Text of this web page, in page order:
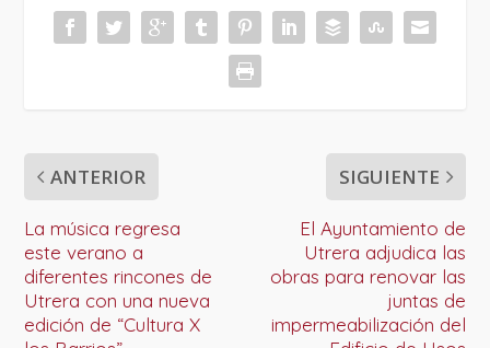
ANTERIOR
La música regresa
este verano a
diferentes rincones de
Utrera con una nueva
edición de “Cultura X
SIGUIENTE
El Ayuntamiento de
Utrera adjudica las
obras para renovar las
juntas de
impermeabilización del